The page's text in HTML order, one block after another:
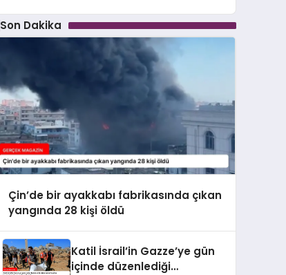
Son Dakika
Çin’de bir ayakkabı fabrikasında çıkan
yangında 28 kişi öldü
Katil İsrail’in Gazze’ye gün
içinde düzenlediği